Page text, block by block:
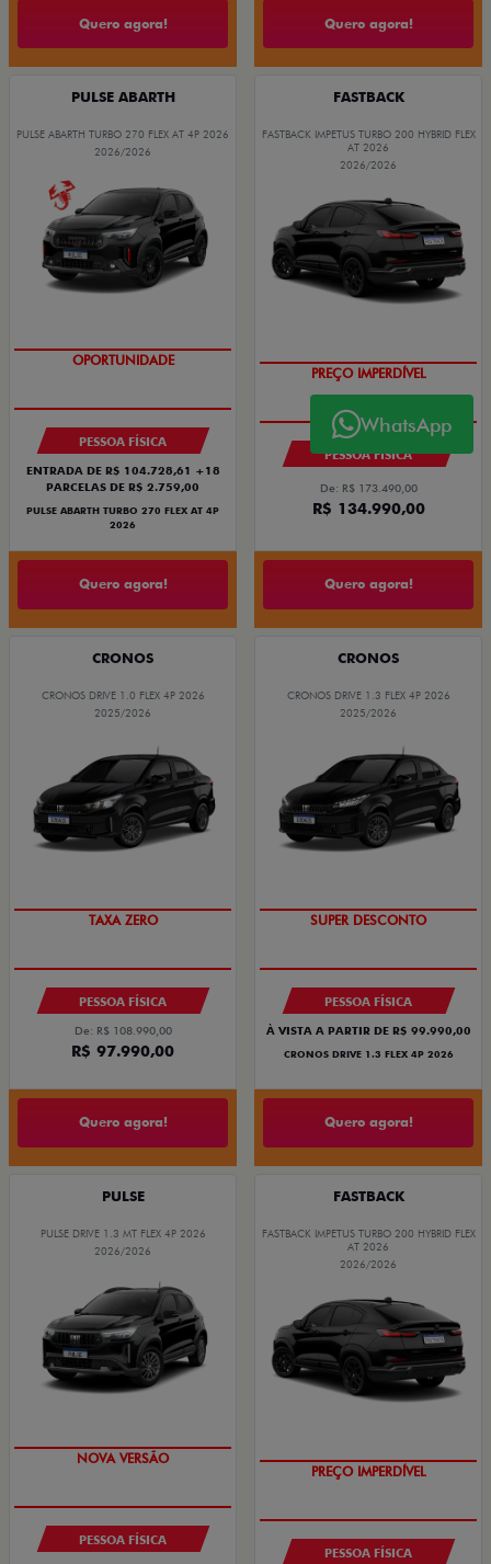
Quero agora! Quero agora!
PULSE ABARTH
PULSE ABARTH TURBO 270 FLEX AT 4P 2026
2026/2026
TAXA ZERO
PESSOA FÍSICA
ENTRADA DE R$ 104.728,61 +18
PARCELAS DE R$ 2.759,00
PULSE ABARTH TURBO 270 FLEX AT 4P
2026
Quero agora!
FASTBACK
FASTBACK IMPETUS TURBO 200 HYBRID FLEX
AT 2026
2026/2026
OPORTUNIDADE
PESSOA FÍSICA
De: R$ 173.490,00
R$ 134.990,00
Quero agora!
CRONOS
CRONOS DRIVE 1.0 FLEX 4P 2026
2025/2026
COM USADO NA TROCA
PESSOA FÍSICA
De: R$ 108.990,00
R$ 97.990,00
Quero agora!
CRONOS
CRONOS DRIVE 1.3 FLEX 4P 2026
2025/2026
BÔNUS DE ATÉ R$ 14 MIL
PESSOA FÍSICA
À VISTA A PARTIR DE R$ 99.990,00
CRONOS DRIVE 1.3 FLEX 4P 2026
Quero agora!
PULSE
PULSE DRIVE 1.3 MT FLEX 4P 2026
2026/2026
PREÇO IMPERDÍVEL
PESSOA FÍSICA
FASTBACK
FASTBACK IMPETUS TURBO 200 HYBRID FLEX
AT 2026
2026/2026
OPORTUNIDADE
PESSOA FÍSICA
WhatsApp